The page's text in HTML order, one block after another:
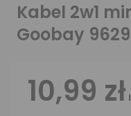
Kabel 2w1
Goobay
10,99 zł